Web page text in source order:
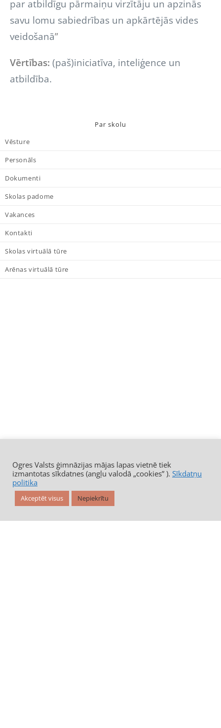
par atbildīgu pārmaiņu virzītāju un apzinās
savu lomu sabiedrības un apkārtējās vides
veidošanā”
Vērtības: (paš)iniciatīva, inteliģence un
atbildība.
Par skolu
Vēsture
Personāls
Dokumenti
Skolas padome
Vakances
Kontakti
Skolas virtuālā tūre
Arēnas virtuālā tūre
Ogres Valsts ģimnāzijas mājas lapas vietnē tiek
izmantotas sīkdatnes (angļu valodā „cookies” ). Sīkdatņu
politika
Akceptēt visus Nepiekrītu